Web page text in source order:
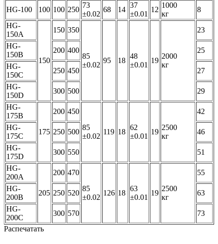
HG-100
100 100 250
73
±0.02
68 14
37
±0.01
12
1000
кг
8
HG-
150A
150
150 350
85
±0.02
95 18
48
±0.01
19
2000
кг
23
HG-
150B
200 400
25
HG-
150C
250 450
27
HG-
150D
300 500
29
HG-
175B
175
200 450
85
±0.02
119 18
62
±0.01
19
2500
кг
42
HG-
175C
250 500
46
HG-
175D
300 550
51
HG-
200A
205
200 470
85
±0.02
126 18
63
±0.01
19
2500
кг
55
HG-
200B
250 520
63
HG-
200C
300 570
73
Распечатать